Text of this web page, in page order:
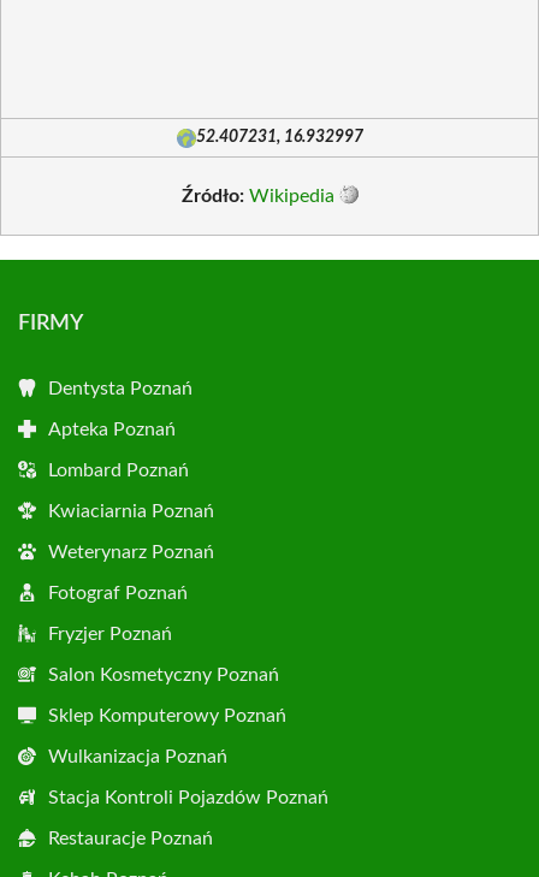
52.407231, 16.932997
Źródło: Wikipedia
FIRMY
Dentysta Poznań
Apteka Poznań
Lombard Poznań
Kwiaciarnia Poznań
Weterynarz Poznań
Fotograf Poznań
Fryzjer Poznań
Salon Kosmetyczny Poznań
Sklep Komputerowy Poznań
Wulkanizacja Poznań
Stacja Kontroli Pojazdów Poznań
Restauracje Poznań